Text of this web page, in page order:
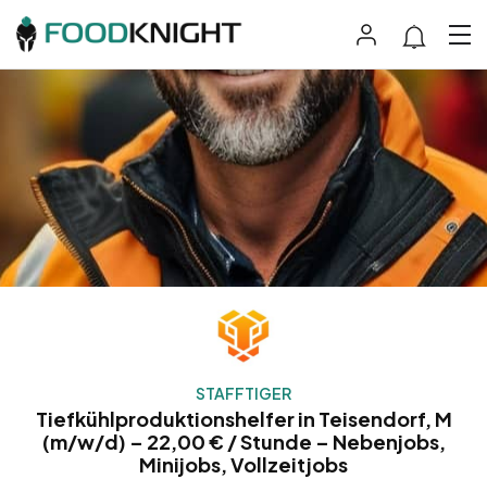
STAFFTIGER
Tiefkühlproduktionshelfer in Teisendorf, M
(m/w/d) – 22,00 € / Stunde – Nebenjobs,
Minijobs, Vollzeitjobs